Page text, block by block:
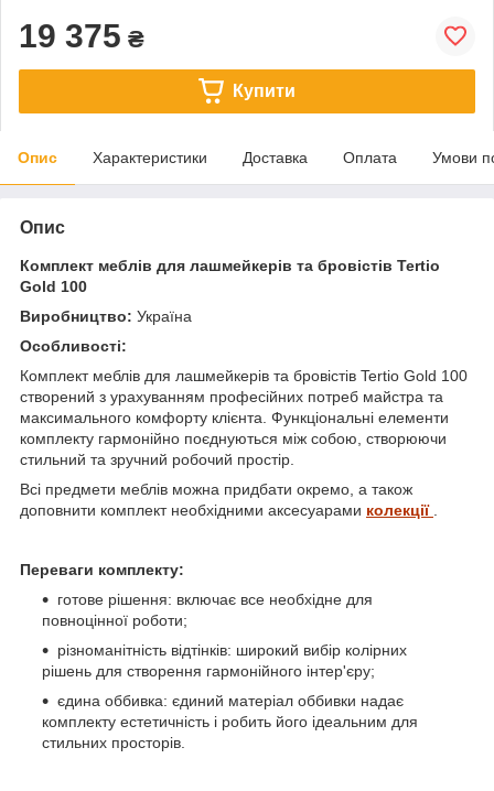
19 375 ₴
Купити
Опис Характеристики Доставка Оплата Умови
Опис
Комплект меблів для лашмейкерів та бровістів Tertio
Gold 100
Виробництво: Україна
Особливості:
Комплект меблів для лашмейкерів та бровістів Tertio Gold 100
створений з урахуванням професійних потреб майстра та
максимального комфорту клієнта. Функціональні елементи
комплекту гармонійно поєднуються між собою, створюючи
стильний та зручний робочий простір.
Всі предмети меблів можна придбати окремо, а також
доповнити комплект необхідними аксесуарами колекції
Переваги комплекту:
готове рішення: включає все необхідне для
повноцінної роботи;
різноманітність відтінків: широкий вибір колірних
рішень для створення гармонійного інтер'єру;
єдина оббивка: єдиний матеріал оббивки надає
комплекту естетичність і робить його ідеальним для
стильних просторів.